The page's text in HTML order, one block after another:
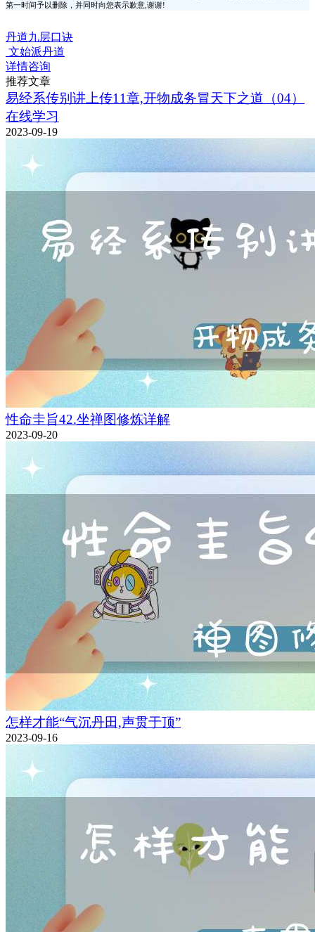
第一时间予以删除，并同时向您表示歉意,谢谢!
丹道九层口诀
文始派丹道
详情咨询
推荐文章
易经系传别讲上传11章,开物成务冒天下之道（04）
在线学习
2023-09-19
性命圭旨42.坐禅图修炼详解
2023-09-20
怎样才能“气沉丹田,声贯于顶”
2023-09-16